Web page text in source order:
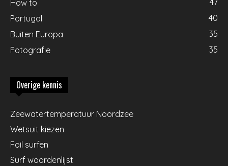
How to
47
Portugal
40
Buiten Europa
35
Fotografie
35
Overige kennis
Zeewatertemperatuur Noordzee
Wetsuit kiezen
Foil surfen
Surf woordenlijst